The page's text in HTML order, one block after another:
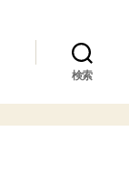
検索